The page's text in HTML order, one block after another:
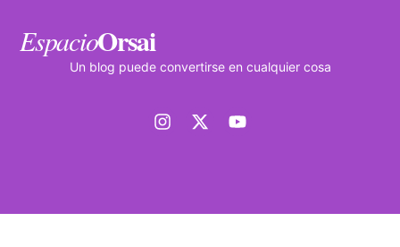
EspacioOrsai
Un blog puede convertirse en cualquier cosa